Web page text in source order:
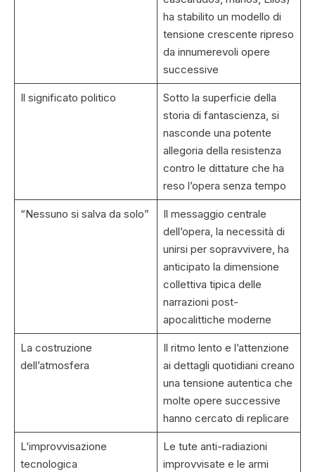
ha stabilito un modello di
tensione crescente ripreso
da innumerevoli opere
successive
Il significato politico
Sotto la superficie della
storia di fantascienza, si
nasconde una potente
allegoria della resistenza
contro le dittature che ha
reso l’opera senza tempo
“Nessuno si salva da solo”
Il messaggio centrale
dell’opera, la necessità di
unirsi per sopravvivere, ha
anticipato la dimensione
collettiva tipica delle
narrazioni post-
apocalittiche moderne
La costruzione
dell’atmosfera
Il ritmo lento e l’attenzione
ai dettagli quotidiani creano
una tensione autentica che
molte opere successive
hanno cercato di replicare
L’improvvisazione
tecnologica
Le tute anti-radiazioni
improvvisate e le armi